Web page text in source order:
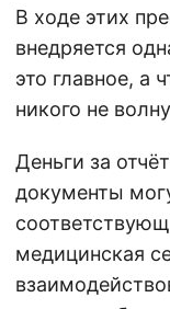
В ходе этих
внедряется
это главное, а
никого не
Деньги за
документы
медицинская